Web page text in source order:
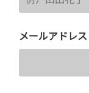
メールアドレス